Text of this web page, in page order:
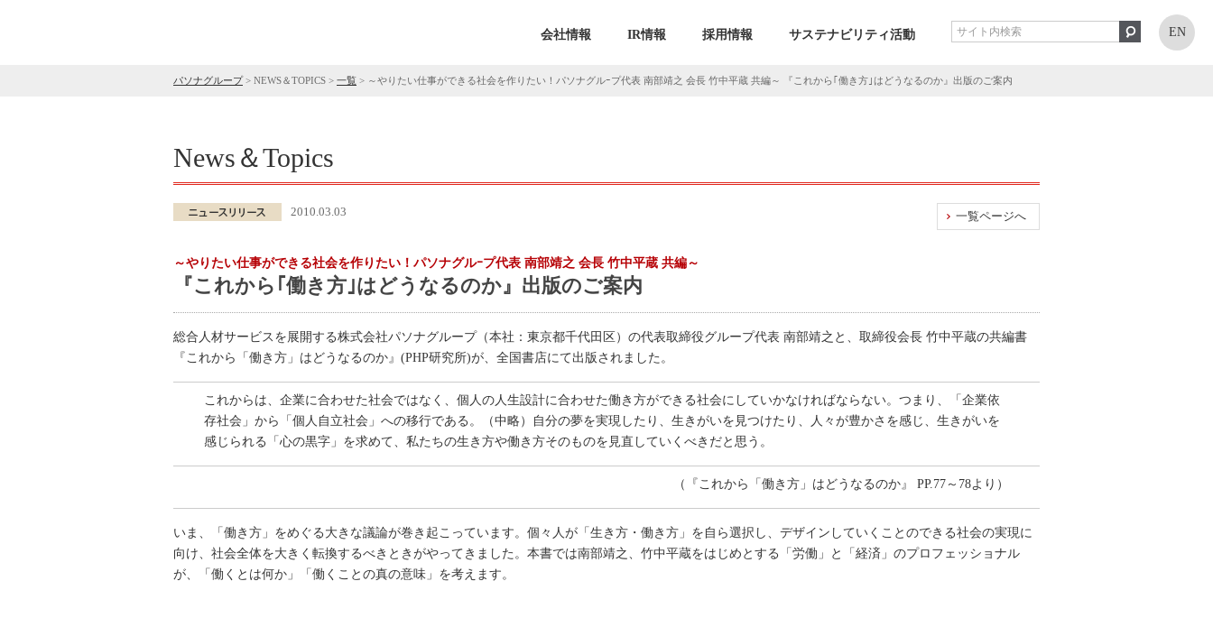
会社情報 IR情報 採用情報 サステナビリティ活動 EN
パソナグループ> NEWS＆TOPICS > 一覧 > ～やりたい仕事ができる社会を作りたい！パソナグルｰプ代表 南部靖之 会長 竹中平蔵 共編～ 『これから｢働き方｣はどうなるのか』出版のご案内
News＆Topics
一覧ページへ
2010.03.03
～やりたい仕事ができる社会を作りたい！パソナグルｰプ代表 南部靖之 会長 竹中平蔵 共編～
『これから｢働き方｣はどうなるのか』出版のご案内
総合人材サービスを展開する株式会社パソナグループ（本社：東京都千代田区）の代表取締役グループ代表 南部靖之と、取締役会長 竹中平蔵の共編書
『これから「働き方」はどうなるのか』(PHP研究所)が、全国書店にて出版されました。
これからは、企業に合わせた社会ではなく、個人の人生設計に合わせた働き方ができる社会にしていかなければならない。つまり、「企業依
存社会」から「個人自立社会」への移行である。（中略）自分の夢を実現したり、生きがいを見つけたり、人々が豊かさを感じ、生きがいを
感じられる「心の黒字」を求めて、私たちの生き方や働き方そのものを見直していくべきだと思う。
（『これから「働き方」はどうなるのか』 PP.77～78より）
いま、「働き方」をめぐる大きな議論が巻き起こっています。個々人が「生き方・働き方」を自ら選択し、デザインしていくことのできる社会の実現に
向け、社会全体を大きく転換するべきときがやってきました。本書では南部靖之、竹中平蔵をはじめとする「労働」と「経済」のプロフェッショナル
が、「働くとは何か」「働くことの真の意味」を考えます。